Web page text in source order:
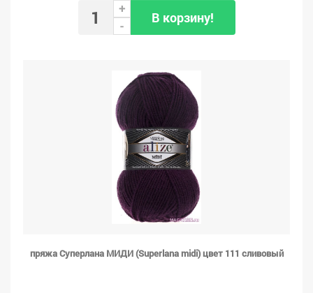
+
-
В корзину!
пряжа Суперлана МИДИ (Superlana midi) цвет 111 сливовый